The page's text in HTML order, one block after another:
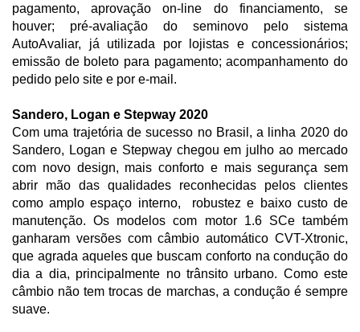
pagamento, aprovação on-line do financiamento, se
houver; pré-avaliação do seminovo pelo sistema
AutoAvaliar, já utilizada por lojistas e concessionários;
emissão de boleto para pagamento; acompanhamento do
pedido pelo site e por e-mail.
Sandero, Logan e Stepway 2020
Com uma trajetória de sucesso no Brasil, a linha 2020 do
Sandero, Logan e Stepway chegou em julho ao mercado
com novo design, mais conforto e mais segurança sem
abrir mão das qualidades reconhecidas pelos clientes
como amplo espaço interno, robustez e baixo custo de
manutenção. Os modelos com motor 1.6 SCe também
ganharam versões com câmbio automático CVT-Xtronic,
que agrada aqueles que buscam conforto na condução do
dia a dia, principalmente no trânsito urbano. Como este
câmbio não tem trocas de marchas, a condução é sempre
suave.